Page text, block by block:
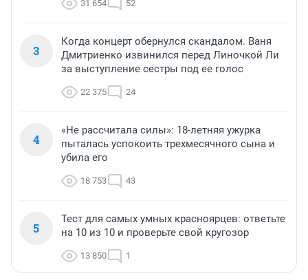
31 654 52
3
Когда концерт обернулся скандалом. Ваня
Дмитриенко извинился перед Линочкой Ли
за выступление сестры под ее голос
22 375 24
4
«Не рассчитала силы»: 18-летняя ужурка
пыталась успокоить трехмесячного сына и
убила его
18 753 43
5
Тест для самых умных красноярцев: ответьте
на 10 из 10 и проверьте свой кругозор
13 850 1